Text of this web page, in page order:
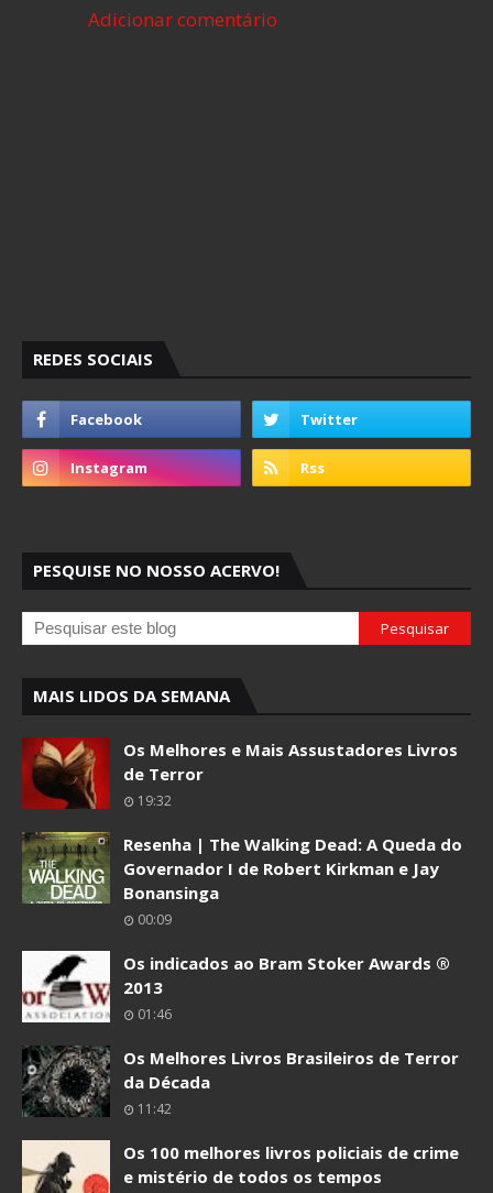
Adicionar comentário
REDES SOCIAIS
PESQUISE NO NOSSO ACERVO!
MAIS LIDOS DA SEMANA
Os Melhores e Mais Assustadores Livros
de Terror
19:32
Resenha | The Walking Dead: A Queda do
Governador I de Robert Kirkman e Jay
Bonansinga
00:09
Os indicados ao Bram Stoker Awards ®
2013
01:46
Os Melhores Livros Brasileiros de Terror
da Década
11:42
Os 100 melhores livros policiais de crime
e mistério de todos os tempos